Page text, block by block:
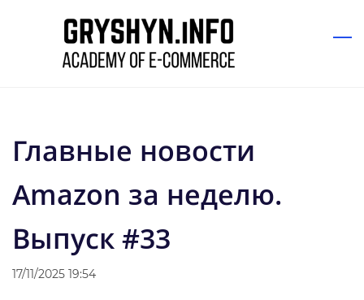
Главные новости
Amazon за неделю.
Выпуск #33
17/11/2025 19:54